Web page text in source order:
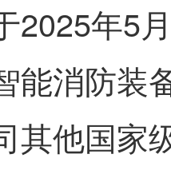
2025年5
能消防装
其他国家